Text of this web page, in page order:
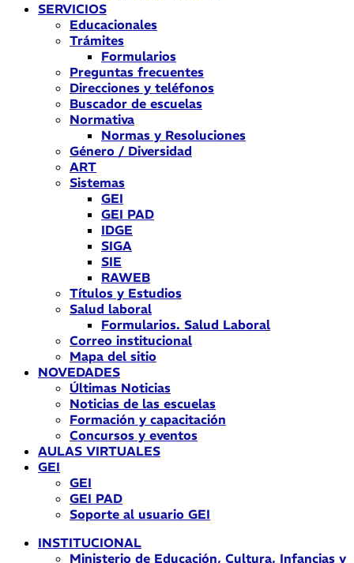
SERVICIOS
Educacionales
Trámites
Formularios
Preguntas frecuentes
Direcciones y teléfonos
Buscador de escuelas
Normativa
Normas y Resoluciones
Género / Diversidad
ART
Sistemas
GEI
GEI PAD
IDGE
SIGA
SIE
RAWEB
Títulos y Estudios
Salud laboral
Formularios. Salud Laboral
Correo institucional
Mapa del sitio
NOVEDADES
Últimas Noticias
Noticias de las escuelas
Formación y capacitación
Concursos y eventos
AULAS VIRTUALES
GEI
GEI
GEI PAD
Soporte al usuario GEI
INSTITUCIONAL
Ministerio de Educación, Cultura, Infancias y